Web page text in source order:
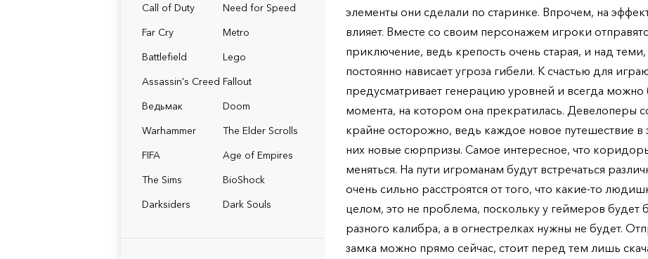
Call of Duty
Need for Speed
Far Cry
Metro
Battlefield
Lego
Assassin's Creed Fallout
Ведьмак
Doom
Warhammer
The Elder Scrolls
FIFA
Age of Empires
The Sims
BioShock
Darksiders
Dark Souls
элементы они сделали по старинке. Впрочем, на
влияет. Вместе со своим персонажем игроки
приключение, ведь крепость очень старая, и над теми,
постоянно нависает угроза гибели. К счастью для
предусматривает генерацию уровней и всегда можно
момента, на котором она прекратилась. Девелоперы
крайне осторожно, ведь каждое новое путешествие в
них новые сюрпризы. Самое интересное, что
меняться. На пути игроманам будут встречаться
очень сильно расстроятся от того, что какие-то
целом, это не проблема, поскольку у геймеров
разного калибра, а в огнестрелках нужны не будет.
замка можно прямо сейчас, стоит перед тем лишь